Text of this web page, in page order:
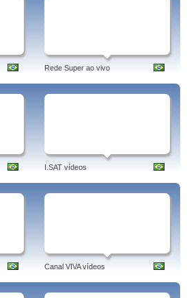
Rede Super ao vivo
I.SAT vídeos
Canal VIVA vídeos